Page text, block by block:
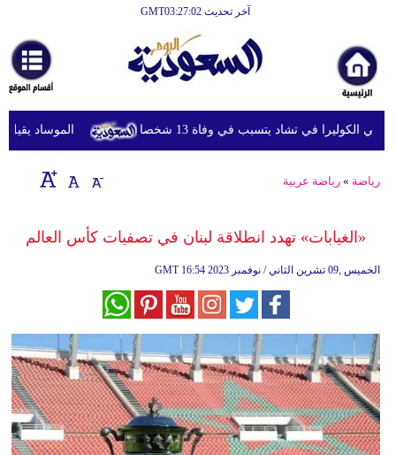
آخر تحديث GMT03:27:02
أخبارعاجلة
رياضة
ثقافة
إقتصاد
وموسيقى
وتغذية
سياحة
وسفر
ديكور
الموساد يقيل الكوليرا في تشاد يتسبب في وفاة 13 شخصا
رياضة »رياضة عربية
«الغيابات» تهدد انطلاقة لبنان في تصفيات كأس العالم
GMT 16:54 2023 الخميس ,09 تشرين الثاني / نوفمبر